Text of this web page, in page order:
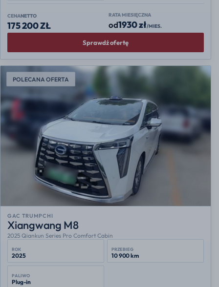
CENANETTO
175 200 ZŁ
RATA MIESIĘCZNA
od1930 zł/MIES.
Sprawdź ofertę
POLECANA OFERTA
GAC TRUMPCHI
Xiangwang M8
2025 Qiankun Series Pro Comfort Cabin
ROK
2025
PRZEBIEG
10 900 km
PALIWO
Plug-in